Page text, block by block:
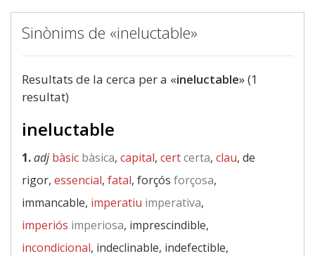
Sinònims de «ineluctable»
Resultats de la cerca per a «ineluctable» (1
resultat)
ineluctable
1.adj bàsic bàsica, capital, certcerta, clau, de
rigor, essencial, fatal, forçós forçosa,
immancable, imperatiu imperativa,
imperiós imperiosa, imprescindible,
incondicional, indeclinable, indefectible,